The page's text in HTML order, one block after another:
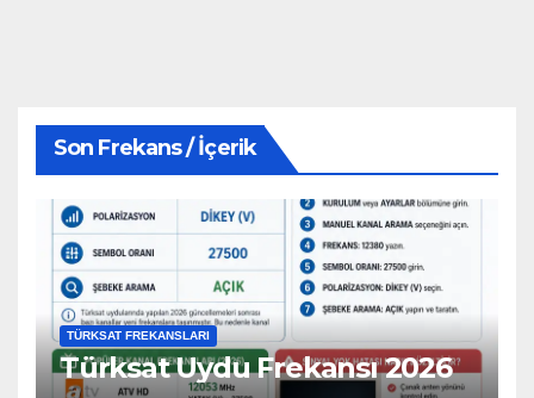
Son Frekans / İçerik
TÜRKSAT FREKANSLARI
Türksat Uydu Frekansı 2026